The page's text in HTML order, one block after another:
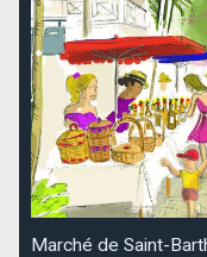
Marché de Saint-